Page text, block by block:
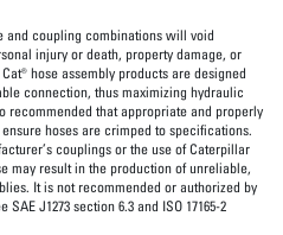
and coupling combinations will void
injury or death, property damage, or
hose assembly products are designed
connection, thus maximizing hydraulic
recommended that appropriate and properly
hoses are crimped to specifications.
couplings or the use of Caterpillar
may result in the production of unreliable,
It is not recommended or authorized by
J1273 section 6.3 and ISO 17165-2